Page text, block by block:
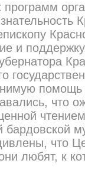
и
что
бардовской
что
любят, к